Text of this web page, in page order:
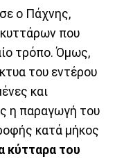
ο Πάχνης,
κυττάρων που
τρόπο. Όμως,
του εντέρου
και
η παραγωγή του
κατά μήκος
κύτταρα του